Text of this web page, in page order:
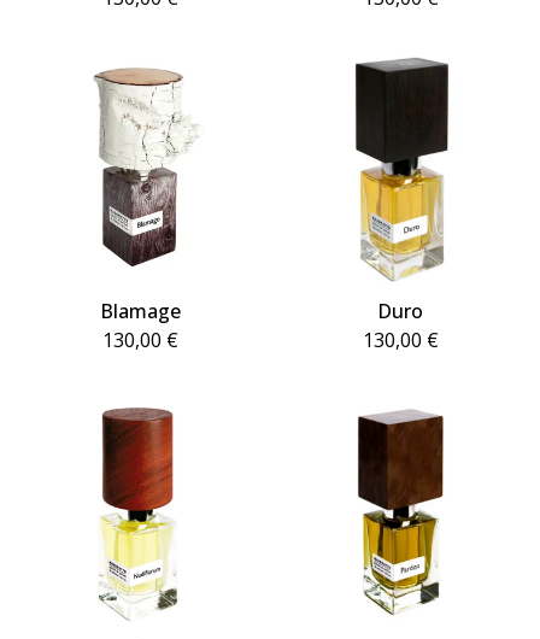
Blamage
130,00 €
Duro
130,00 €